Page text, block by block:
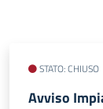
STATO: CHIUSO
Avviso